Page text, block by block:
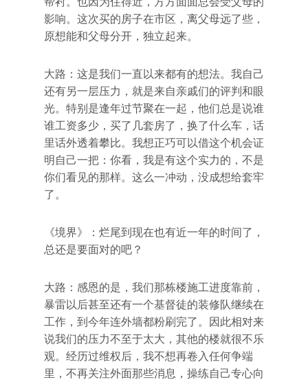
影响。这次买的房子在市区，离父母远了些，
原想能和父母分开，独立起来。
大路：这是我们一直以来都有的想法。我自己
还有另一层压力，就是来自亲戚们的评判和眼
光。特别是逢年过节聚在一起，他们总是说谁
谁工资多少，买了几套房了，换了什么车，话
里话外透着攀比。我想正巧可以借这个机会证
明自己一把：你看，我是有这个实力的，不是
你们看见的那样。这么一冲动，没成想给套牢
了。
《境界》：烂尾到现在也有近一年的时间了，
总还是要面对的吧？
大路：感恩的是，我们那栋楼施工进度靠前，
暴雷以后甚至还有一个基督徒的装修队继续在
工作，到今年连外墙都粉刷完了。因此相对来
说我们的压力不至于太大，其他的楼就很不乐
观。经历过维权后，我不想再卷入任何争端
里，不再关注外面那些消息，操练自己专心向